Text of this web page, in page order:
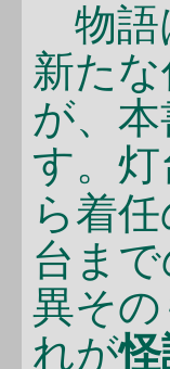
物語
新た
が、
す。
ら着
台ま
異そ
れが